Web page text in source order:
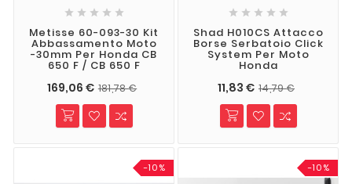
    
Metisse 60-093-30 Kit
Abbassamento Moto
-30mm Per Honda CB
650 F / CB 650 F
169,06 € 181,78 €
    
Shad H010CS Attacco
Borse Serbatoio Click
System Per Moto
Honda
11,83 € 14,79 €
-10% -10%